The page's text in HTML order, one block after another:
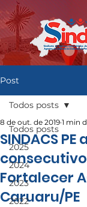
Post
Todos posts
2025
2024
2023
2022
Todos posts
SINDACS
Fortalecer
Caruaru/PE
8 de out. de 2019 1 min